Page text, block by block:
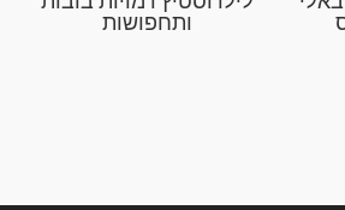
ותחפושות